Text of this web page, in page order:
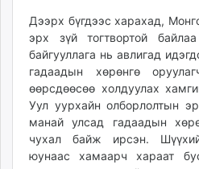
Дээрх бүгдээс харахад,
эрх зүй тогтвортой
байгууллага нь авлигад
гадаадын хөрөнгө
өөрсдөөсөө холдуулах
Уул уурхайн олборлолтын
манай улсад гадаадын
чухал байж ирсэн.
юунаас хамаарч хараат